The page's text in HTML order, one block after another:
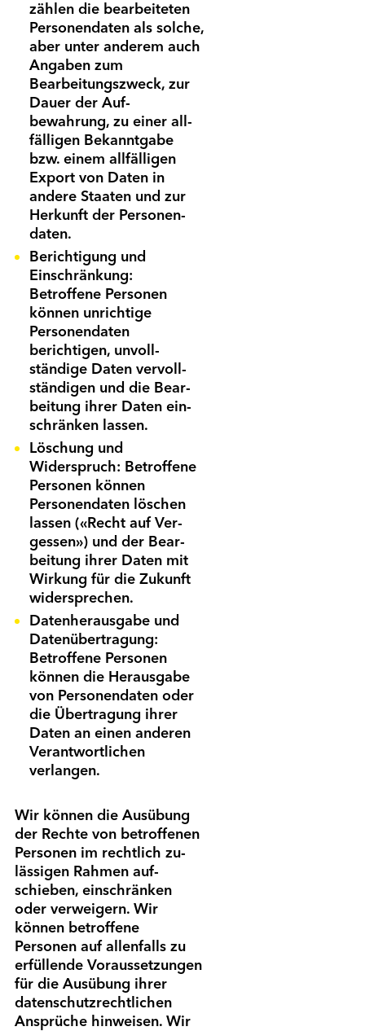
zählen die bearbeiteten
Personen­daten als solche,
aber unter anderem auch
Angaben zum
Bearbeitungs­zweck, zur
Dauer der Auf­
bewahrung, zu einer all­
fälligen Bekannt­gabe
bzw. einem all­fälligen
Export von Daten in
andere Staaten und zur
Herkunft der Personen­
daten.
Berichtigung und
Einschränkung:
Betroffene Personen
können unrichtige
Personen­daten
berichtigen, unvoll­
ständige Daten vervoll­
ständigen und die Bear­
beitung ihrer Daten ein­
schränken lassen.
Löschung und
Widerspruch: Betroffene
Personen können
Personen­daten löschen
lassen («Recht auf Ver­
gessen») und der Bear­
beitung ihrer Daten mit
Wirkung für die Zukunft
wider­sprechen.
Datenherausgabe und
Datenübertragung:
Betroffene Personen
können die Heraus­gabe
von Personen­daten oder
die Übe­rtragung ihrer
Daten an einen anderen
Verant­wortlichen
verlangen.
Wir können die Ausübung
der Rechte von betroffenen
Personen im recht­lich zu­
lässigen Rahmen auf­
schieben, ein­schränken
oder ver­weigern. Wir
können betroffene
Personen auf allen­falls zu
erfüllende Voraus­setzungen
für die Ausübung ihrer
daten­schutz­rechtlichen
Ansprüche hinweisen. Wir